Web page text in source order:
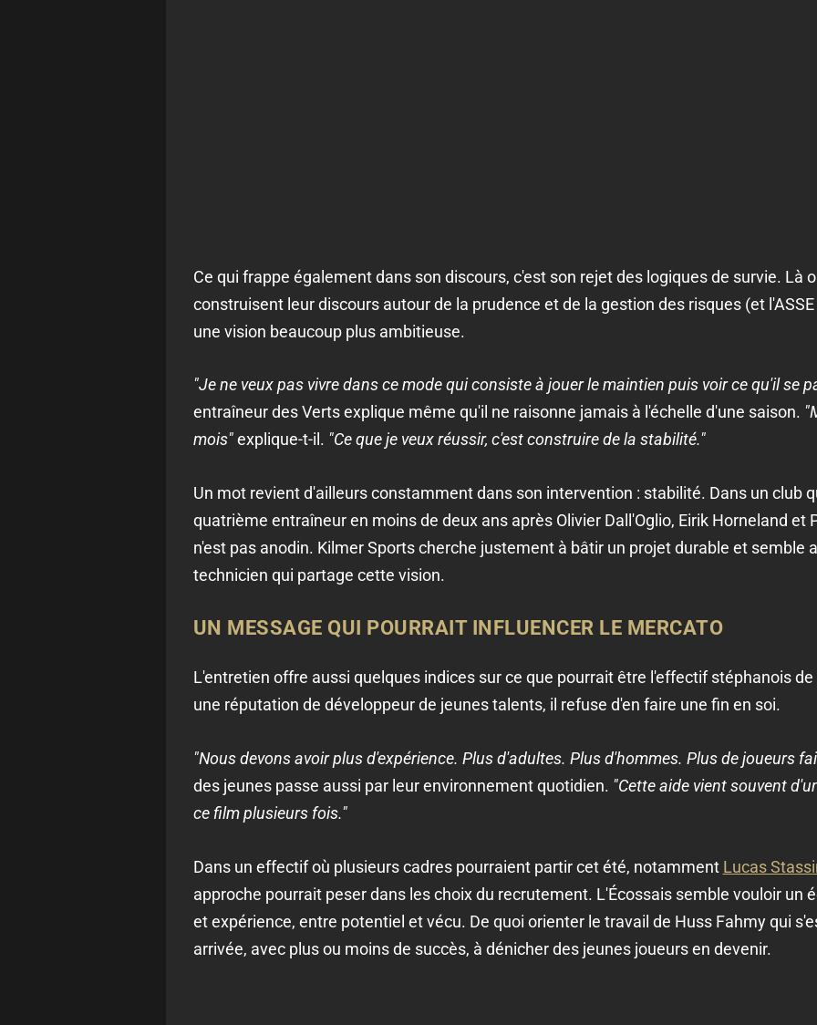
Ce qui frappe également dans son discours, c'est son rejet des logiques de survie. Là
construisent leur discours autour de la prudence et de la gestion des risques (et
une vision beaucoup plus ambitieuse.
"Je ne veux pas vivre dans ce mode qui consiste à jouer le maintien puis voir ce qu'il se
entraîneur des Verts explique même qu'il ne raisonne jamais à l'échelle d'une saison.
mois"explique-t-il. "Ce que je veux réussir, c'est construire de la stabilité."
Un mot revient d'ailleurs constamment dans son intervention : stabilité. Dans un club
quatrième entraîneur en moins de deux ans après Olivier Dall'Oglio, Eirik Horneland et
n'est pas anodin. Kilmer Sports cherche justement à bâtir un projet durable et semble
technicien qui partage cette vision.
UN MESSAGE QUI POURRAIT INFLUENCER LE MERCATO
L'entretien offre aussi quelques indices sur ce que pourrait être l'effectif stéphanois
une réputation de développeur de jeunes talents, il refuse d'en faire une fin en soi.
"Nous devons avoir plus d'expérience. Plus d'adultes. Plus d'hommes. Plus de joueurs
des jeunes passe aussi par leur environnement quotidien. "Cette aide vient souvent
ce film plusieurs fois."
Dans un effectif où plusieurs cadres pourraient partir cet été, notamment Lucas
approche pourrait peser dans les choix du recrutement. L'Écossais semble vouloir un
et expérience, entre potentiel et vécu. De quoi orienter le travail de Huss Fahmy qui
arrivée, avec plus ou moins de succès, à dénicher des jeunes joueurs en devenir.